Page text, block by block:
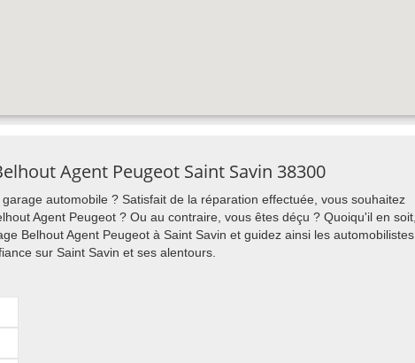
Agent Peugeot Saint Savin 38300
automobile ? Satisfait de la réparation effectuée, vous souhaitez
Agent Peugeot ? Ou au contraire, vous êtes déçu ? Quoiqu'il en soit,
Belhout Agent Peugeot à Saint Savin et guidez ainsi les automobilistes
sur Saint Savin et ses alentours.